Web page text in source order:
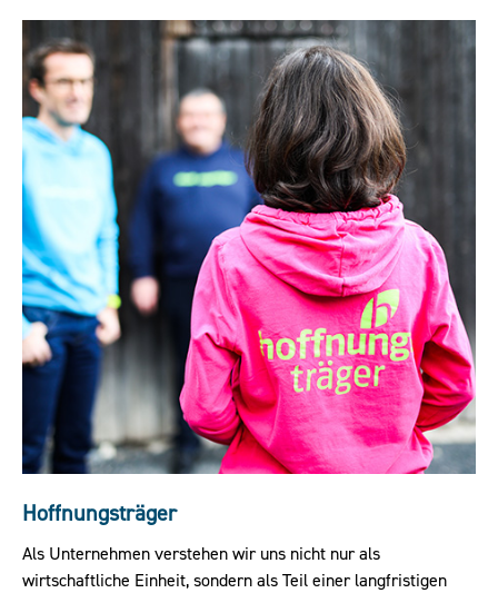
Hoffnungsträger
Als Unternehmen verstehen wir uns nicht nur als
wirtschaftliche Einheit, sondern als Teil einer langfristigen